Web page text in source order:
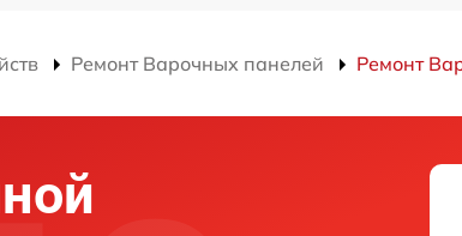
Ремонт Варочных панелей Ремонт